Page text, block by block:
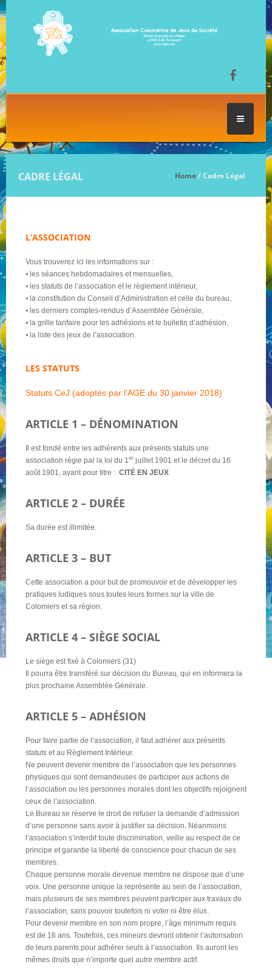
LES SÉANCES DE JEU
FESTIVAL DU JEU
NOS JEUX
NOS PARTENAIRES
CADRE LÉGAL Home/ Cadre Légal
L’ASSOCIATION
Vous trouverez ici les informations sur :
⦁ les séances hebdomadaires et mensuelles,
⦁ les statuts de l’association et le règlement intérieur,
⦁ la constitution du Conseil d’Administration et celle du bureau,
⦁ les derniers comptes-rendus d’Assemblée Générale,
⦁ la grille tarifaire pour les adhésions et le bulletin d’adhésion,
⦁ la liste des jeux de l’association.
LES STATUTS
Statuts CeJ (adoptés par l’AGE du 30 janvier 2018)
ARTICLE 1 – DÉNOMINATION
Il est fondé entre les adhérents aux présents statuts une
association régie par la loi du 1 er juillet 1901 et le décret du 16
août 1901, ayant pour titre : CITÉ EN JEUX
ARTICLE 2 – DURÉE
Sa durée est illimitée.
ARTICLE 3 – BUT
Cette association a pour but de promouvoir et de développer les
pratiques ludiques sous toutes leurs formes sur la ville de
Colomiers et sa région.
ARTICLE 4 – SIÈGE SOCIAL
Le siège est fixé à Colomiers (31)
Il pourra être transféré sur décision du Bureau, qui en informera la
plus prochaine Assemblée Générale.
ARTICLE 5 – ADHÉSION
Pour faire partie de l’association, il faut adhérer aux présents
statuts et au Règlement Intérieur.
Ne peuvent devenir membre de l’association que les personnes
physiques qui sont demandeuses de participer aux actions de
l’association ou les personnes morales dont les objectifs rejoignent
ceux de l’association.
Le Bureau se réserve le droit de refuser la demande d’admission
d’une personne sans avoir à justifier sa décision. Néanmoins
l’association s’interdit toute discrimination, veille au respect de ce
principe et garantie la liberté de conscience pour chacun de ses
membres.
Chaque personne morale devenue membre ne dispose que d’une
voix. Une personne unique la représente au sein de l’association,
mais plusieurs de ses membres peuvent participer aux travaux de
l’association, sans pouvoir toutefois ni voter ni être élus.
Pour devenir membre en son nom propre, l’âge minimum requis
est de 16 ans. Toutefois, ces mineurs devront obtenir l’autorisation
de leurs parents pour adhérer seuls à l’association. Ils auront les
mêmes droits que n’importe quel autre membre actif.